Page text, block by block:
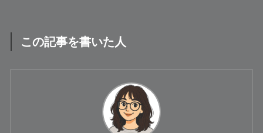
この記事を書いた人